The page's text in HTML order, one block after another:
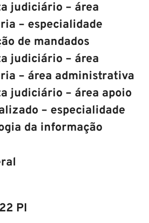
judiciário – área
– especialidade
de mandados
judiciário – área
– área administrativa
judiciário – área apoio
– especialidade
da informação
PI